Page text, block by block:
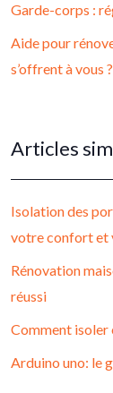
Garde-corps :
Aide pour
s’offrent à vous ?
Articles
Isolation des
votre confort et
Rénovation
réussi
Comment isoler
Arduino uno: le